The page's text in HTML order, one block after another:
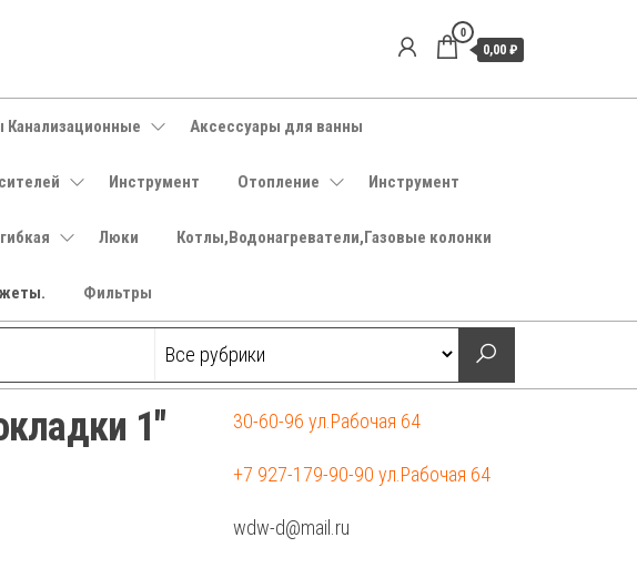
0
0,00 ₽
Канализационные Аксессуары для ванны
Инструмент Отопление Инструмент
Люки Котлы,Водонагреватели,Газовые колонки
Фильтры
1″
30-60-96 ул.Рабочая 64
+7 927-179-90-90 ул.Рабочая 64
wdw-d@mail.ru